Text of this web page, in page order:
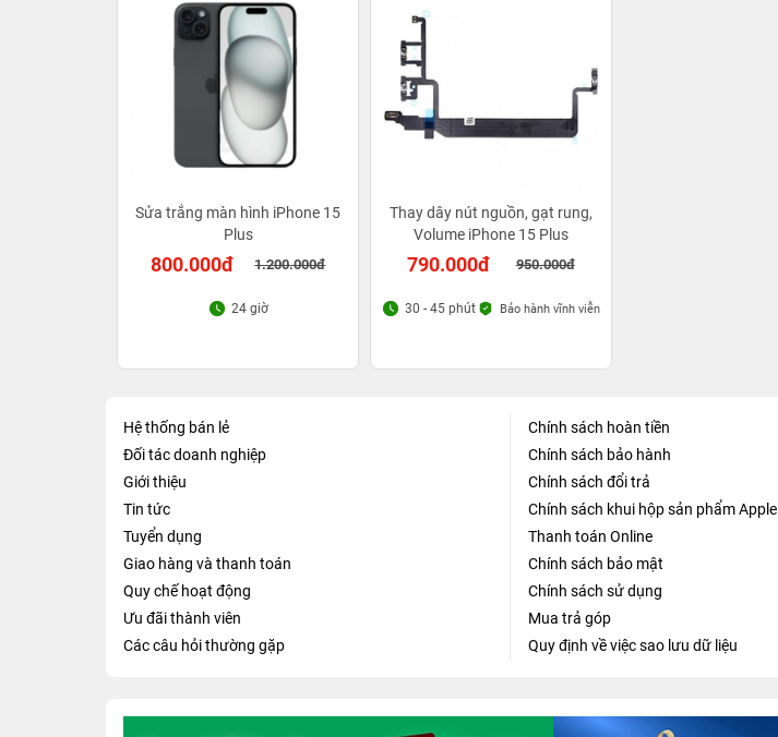
Sửa trắng màn hình iPhone 15
Plus
800.000đ 1.200.000đ
24 giờ
Thay dây nút nguồn, gạt rung,
Volume iPhone 15 Plus
790.000đ 950.000đ
30 - 45 phút Bảo hành vĩnh viễn
Hệ thống bán lẻ
Đối tác doanh nghiệp
Giới thiệu
Tin tức
Tuyển dụng
Giao hàng và thanh toán
Quy chế hoạt động
Ưu đãi thành viên
Các câu hỏi thường gặp
Chính sách hoàn tiền
Chính sách bảo hành
Chính sách đổi trả
Chính sách khui hộp sản phẩm Apple
Thanh toán Online
Chính sách bảo mật
Chính sách sử dụng
Mua trả góp
Quy định về việc sao lưu dữ liệu